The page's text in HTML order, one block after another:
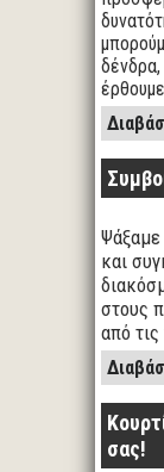
δένδρα,
Ψάξαμε
και
στους
από
σας!